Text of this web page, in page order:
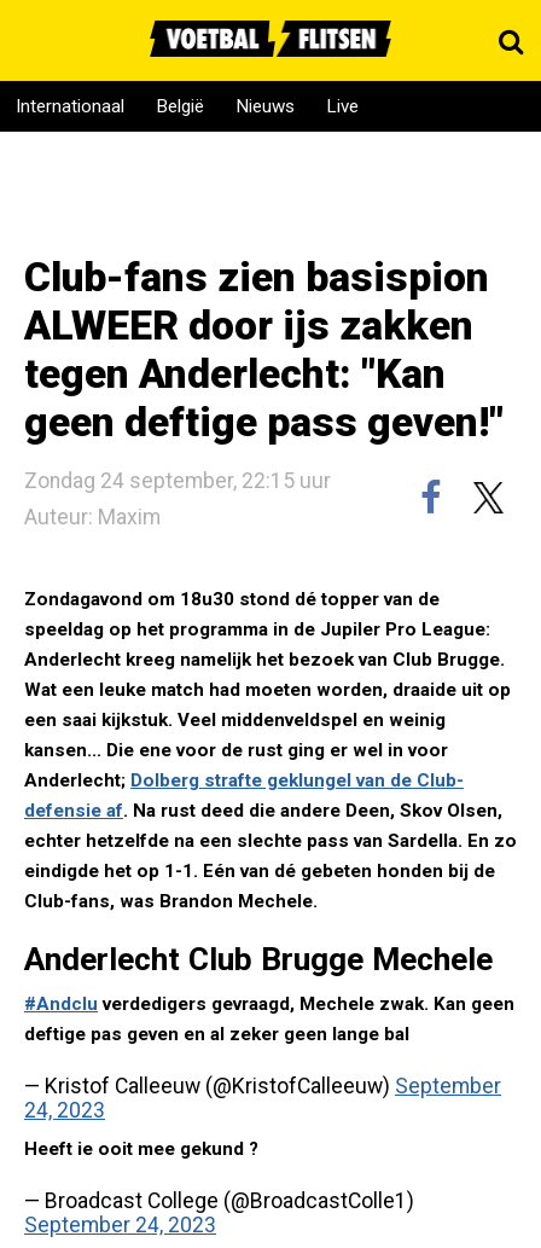
Internationaal België Nieuws Live
Club-fans zien basispion
ALWEER door ijs zakken
tegen Anderlecht: "Kan
geen deftige pass geven!"
Zondag 24 september, 22:15 uur
Auteur: Maxim
Zondagavond om 18u30 stond dé topper van de
speeldag op het programma in de Jupiler Pro League:
Anderlecht kreeg namelijk het bezoek van Club Brugge.
Wat een leuke match had moeten worden, draaide uit op
een saai kijkstuk. Veel middenveldspel en weinig
kansen... Die ene voor de rust ging er wel in voor
Anderlecht; Dolberg strafte geklungel van de Club-
defensie af. Na rust deed die andere Deen, Skov Olsen,
echter hetzelfde na een slechte pass van Sardella. En zo
eindigde het op 1-1. Eén van dé gebeten honden bij de
Club-fans, was Brandon Mechele.
Anderlecht Club Brugge Mechele
#Andclu verdedigers gevraagd, Mechele zwak. Kan geen
deftige pas geven en al zeker geen lange bal
— Kristof Calleeuw (@KristofCalleeuw) September
24, 2023
Heeft ie ooit mee gekund ?
— Broadcast College (@BroadcastColle1)
September 24, 2023